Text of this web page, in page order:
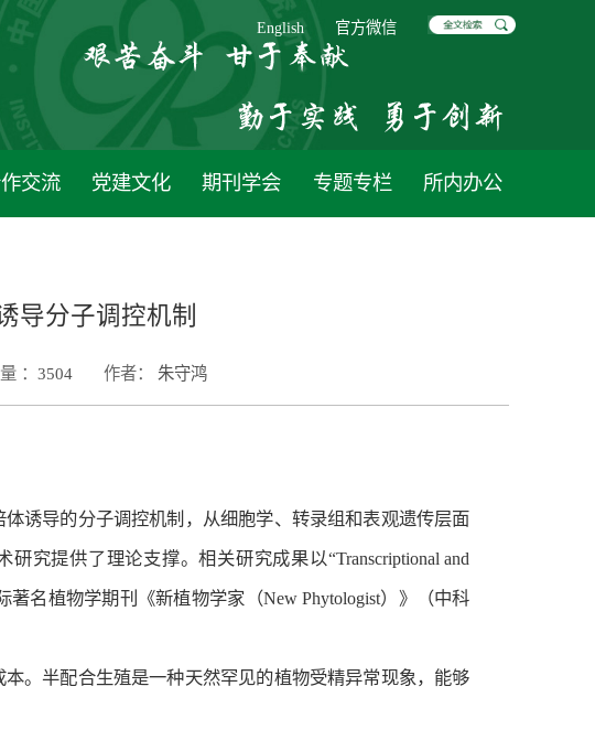
English 官方微信
交流 党建文化 期刊学会 专题专栏 所内办公
导分子调控机制
：3504 作者： 朱守鸿
诱导的分子调控机制，从细胞学、转录组和表观遗传层面
究提供了理论支撑。相关研究成果以“Transcriptional and
著名植物学期刊《新植物学家（New Phytologist）》（中科
。半配合生殖是一种天然罕见的植物受精异常现象，能够